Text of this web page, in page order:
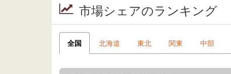
市場シェアのランキング
全国 北海道 東北 関東 中部